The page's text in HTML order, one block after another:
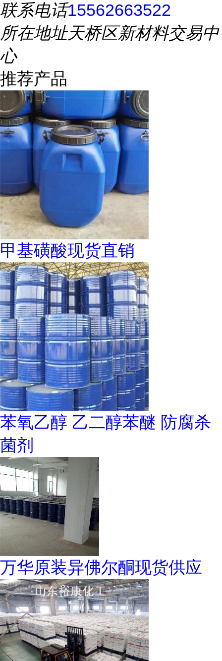
联系电话15562663522
所在地址天桥区新材料交易中
心
推荐产品
甲基磺酸现货直销
苯氧乙醇 乙二醇苯醚 防腐杀
菌剂
万华原装异佛尔酮现货供应